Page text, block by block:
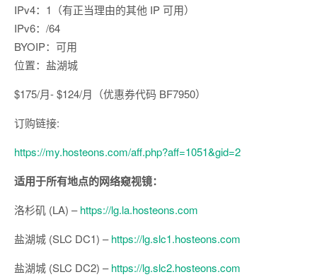
IPv4：1（有正当理由的其他 IP 可用）
IPv6：/64
BYOIP：可用
位置：盐湖城
$175/月- $124/月（优惠券代码 BF7950）
订购链接:
https://my.hosteons.com/aff.php?aff=1051&gid=2
适用于所有地点的网络窥视镜：
洛杉矶 (LA) –https://lg.la.hosteons.com
盐湖城 (SLC DC1) –https://lg.slc1.hosteons.com
盐湖城 (SLC DC2) –https://lg.slc2.hosteons.com